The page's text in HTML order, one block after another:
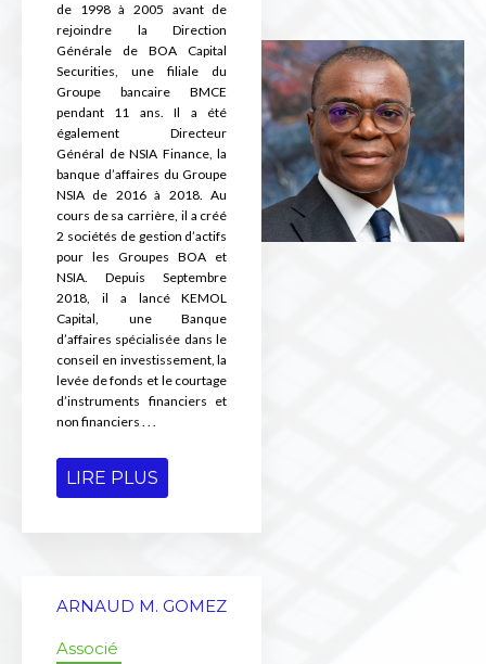
de 1998 à 2005 avant de
rejoindre la Direction
Générale de BOA Capital
Securities, une filiale du
Groupe bancaire BMCE
pendant 11 ans. Il a été
également Directeur
Général de NSIA Finance, la
banque d’affaires du Groupe
NSIA de 2016 à 2018. Au
cours de sa carrière, il a créé
2 sociétés de gestion d’actifs
pour les Groupes BOA et
NSIA. Depuis Septembre
2018, il a lancé KEMOL
Capital, une Banque
d’affaires spécialisée dans le
conseil en investissement, la
levée de fonds et le courtage
d’instruments financiers et
non financiers . . .
LIRE PLUS
ARNAUD M. GOMEZ
Associé